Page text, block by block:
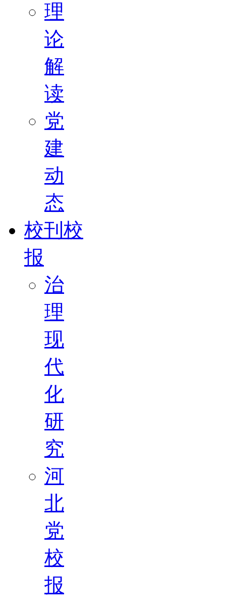
理
论
解
读
党
建
动
态
校刊校
报
治
理
现
代
化
研
究
河
北
党
校
报